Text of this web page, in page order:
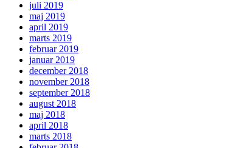
juli 2019
maj 2019
april 2019
marts 2019
februar 2019
januar 2019
december 2018
november 2018
september 2018
august 2018
maj 2018
april 2018
marts 2018